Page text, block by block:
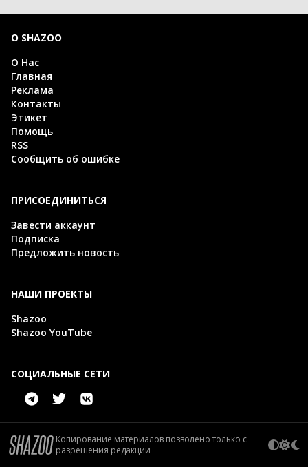
О SHAZOO
О Нас
Главная
Реклама
Контакты
Этикет
Помощь
RSS
Сообщить об ошибке
ПРИСОЕДИНИТЬСЯ
Завести аккаунт
Подписка
Предложить новость
НАШИ ПРОЕКТЫ
Shazoo
Shazoo YouTube
СОЦИАЛЬНЫЕ СЕТИ
Копирование материалов позволено только с
разрешения редакции